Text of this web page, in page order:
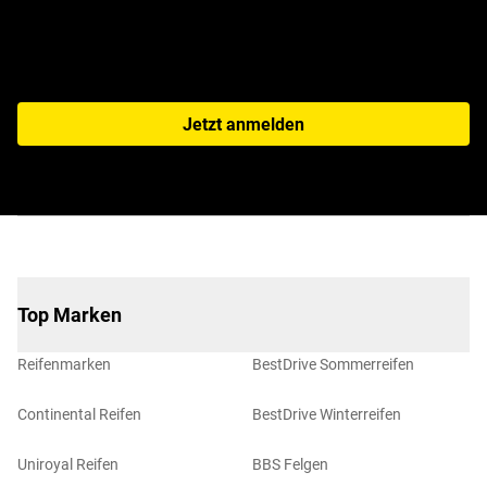
Jetzt anmelden
Top Marken
Reifenmarken
Continental Reifen
Uniroyal Reifen
BestDrive Sommerreifen
BestDrive Winterreifen
BBS Felgen